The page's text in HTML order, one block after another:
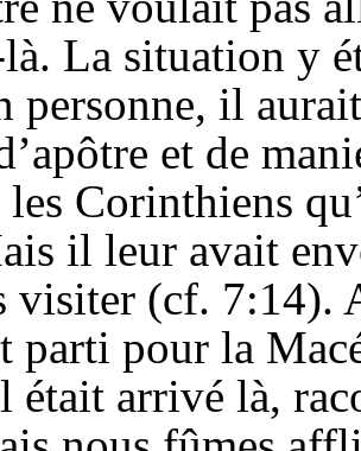
La situation y
personne, il
et de
les Corinthiens
il leur avait
visiter (cf. 7:14).
parti pour la
était arrivé là,